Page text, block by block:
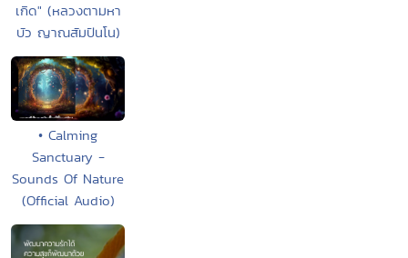
เกิด" (หลวงตามหา
บัว ญาณสัมปันโน)
• Calming
Sanctuary -
Sounds Of Nature
(Official Audio)